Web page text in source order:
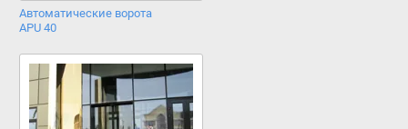
Автоматические ворота
APU 40